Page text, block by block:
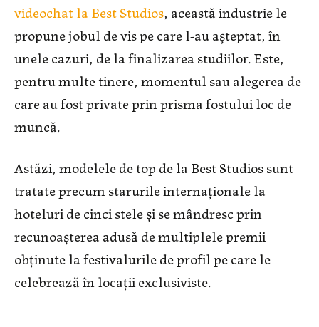
videochat la Best Studios, această industrie le
propune jobul de vis pe care l-au așteptat, în
unele cazuri, de la finalizarea studiilor. Este,
pentru multe tinere, momentul sau alegerea de
care au fost private prin prisma fostului loc de
muncă.
Astăzi, modelele de top de la Best Studios sunt
tratate precum starurile internaționale la
hoteluri de cinci stele și se mândresc prin
recunoașterea adusă de multiplele premii
obținute la festivalurile de profil pe care le
celebrează în locații exclusiviste.